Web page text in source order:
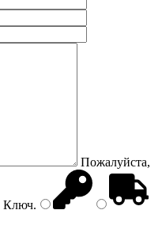
Пожалуйста,
Ключ.